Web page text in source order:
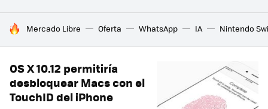
HOY SE HABLA DE
Mercado Libre Oferta WhatsApp IA Nintendo
OS X 10.12 permitiría
desbloquear Macs con el
TouchID del iPhone